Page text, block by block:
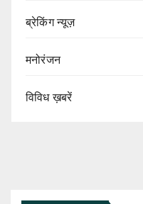
ब्रेकिंग न्यूज़
मनोरंजन
विविध ख़बरें